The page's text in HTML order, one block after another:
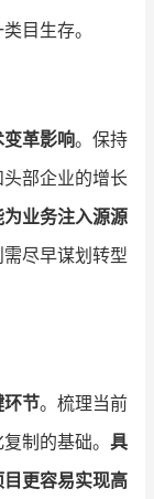
目生存。
革影响。保持
部企业的增长
业务注入源源
尽早谋划转型
环节。梳理当前
制的基础。 具
更容易实现高